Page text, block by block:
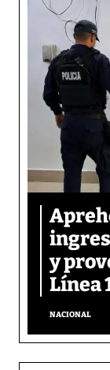
y
Línea
NACIONAL